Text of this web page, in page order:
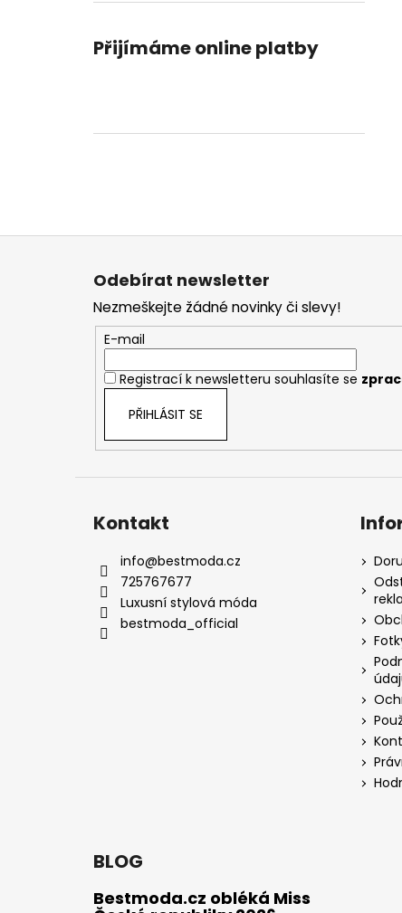
Přijímáme online platby
Z
Odebírat newsletter
Nezmeškejte žádné novinky či slevy!
E-mail
Registrací k newsletteru souhlasíte se
PŘIHLÁSIT SE
Kontakt
info@bestmoda.cz
725767677
Luxusní stylová móda
bestmoda_official
BLOG
Bestmoda.cz obléká Miss